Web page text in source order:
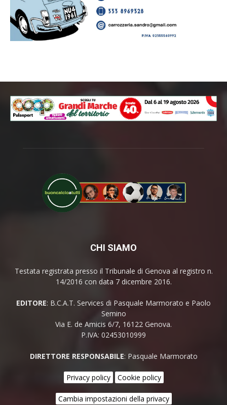
CHI SIAMO
Testata registrata presso il Tribunale di Genova al registro n.
14/2016 con data 7 dicembre 2016.
EDITORE: B.C.A.T. Services di Pasquale Marmorato e Paolo
Semino
Via E. de Amicis 6/7, 16122 Genova.
P.IVA: 02453010999
DIRETTORE RESPONSABILE: Pasquale Marmorato
Privacy policy Cookie policy
Cambia impostazioni della privacy